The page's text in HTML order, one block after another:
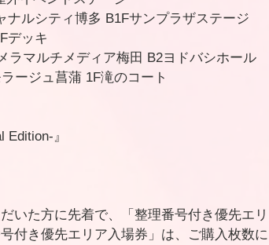
ナルシティ博多 B1Fサンプラザステージ
デッキ
ラマルチメディア梅田 B2ヨドバシホール
ージュ菖蒲 1F滝のコート
』
いた方に先着で、「整理番号付き優先エリ
付き優先エリア入場券」は、ご購入枚数に